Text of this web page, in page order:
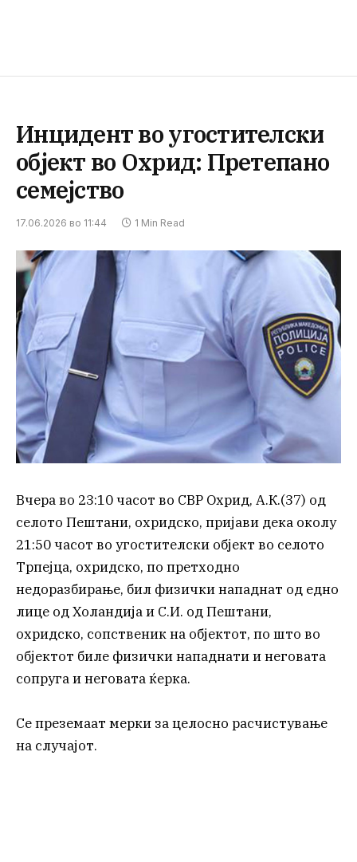
Инцидент во угостителски
објект во Охрид: Претепано
семејство
17.06.2026 во 11:44 1 Min Read
Вчера во 23:10 часот во СВР Охрид, А.К.(37) од
селото Пештани, охридско, пријави дека околу
21:50 часот во угостителски објект во селото
Трпејца, охридско, по претходно
недоразбирање, бил физички нападнат од едно
лице од Холандија и С.И. од Пештани,
охридско, сопственик на објектот, по што во
објектот биле физички нападнати и неговата
сопруга и неговата ќерка.
Се преземаат мерки за целосно расчистување
на случајот.